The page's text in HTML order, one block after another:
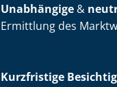
Unabhängige &
Ermittlung des
Kurzfristige